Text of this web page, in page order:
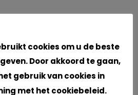
cookies om u de beste
Door akkoord te gaan,
gebruik van cookies in
met het cookiebeleid.